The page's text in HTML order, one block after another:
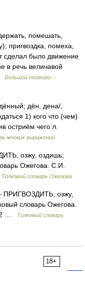
помешать,
пригвоздка, помеха,
сделал было движение
в речь величавой
Большой толково-
дён, дена/,
1) кого что (чем)
остриём чего л.
многих выражений
озжу, оздишь;
Ожегова. С.И.
Толковый словарь Ожегова
озжу,
словарь Ожегова.
…
Толковый словарь
18+